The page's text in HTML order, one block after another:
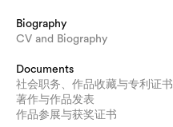
Biography
CV and Biography
Documents
社会职务、作品收藏与专利证书
著作与作品发表
作品参展与获奖证书